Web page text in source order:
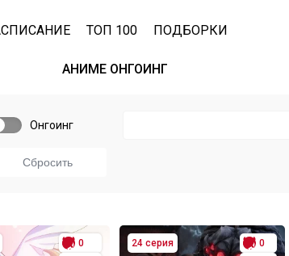
ТОП 100 ПОДБОРКИ
АНИМЕ ОНГОИНГ
Онгоинг
0
24 серия
0